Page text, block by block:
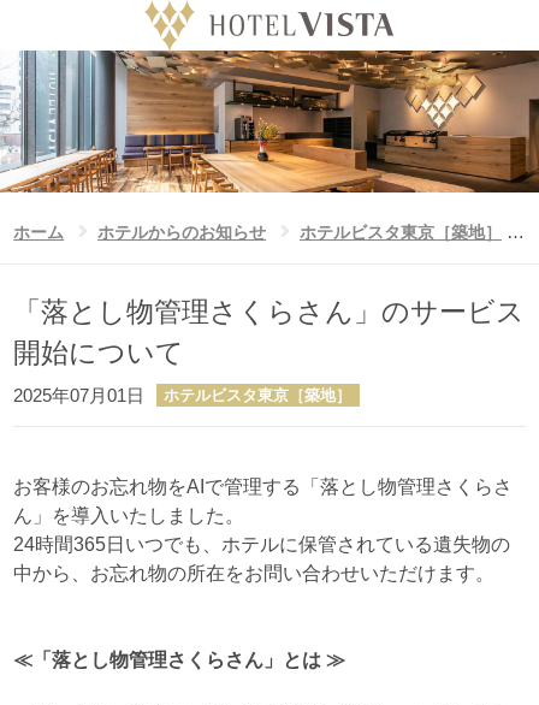
ホテル
チェックイン日 日付未定
泊 室
お子様
人/室
「落とし物管理さくらさん」のサービス
ホーム ホテルからのお知らせ ホテルビスタ東京［築地］
「落とし物管理さくらさん」のサービス
開始について
2025年07月01日 ホテルビスタ東京［築地］
お客様のお忘れ物をAIで管理する「落とし物管理さくらさ
ん」を導入いたしました。
24時間365日いつでも、ホテルに保管されている遺失物の
中から、お忘れ物の所在をお問い合わせいただけます。
≪「落とし物管理さくらさん」とは ≫
Language
公式サイト予約特典
ビスタグループホテル一覧
フォトギャラリー
各ホテルからのお知らせ